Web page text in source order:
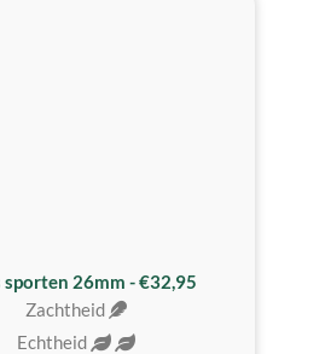
sporten 26mm - €32,95
Zachtheid
Echtheid